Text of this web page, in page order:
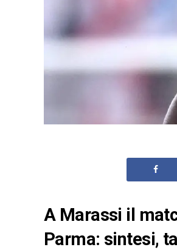
A Marassi il
Parma: sintesi,